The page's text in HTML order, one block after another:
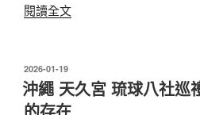
閱讀全文〈沖
市
沖
發
佈
於
2026-01-19
沖繩 天久宮 琉球八社巡